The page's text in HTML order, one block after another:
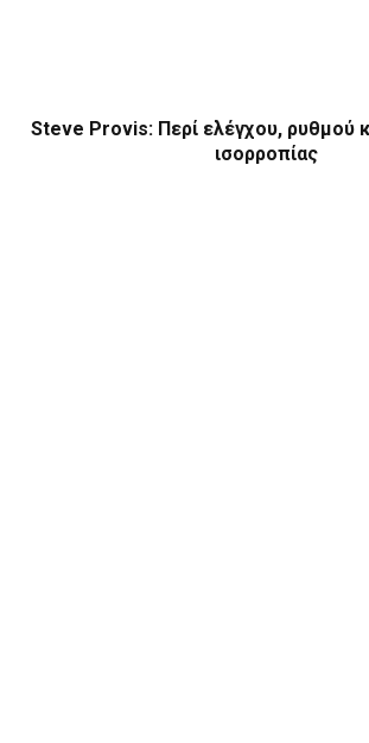
Steve Provis: Περί ελέγχου, ρυθμού
ισορροπίας